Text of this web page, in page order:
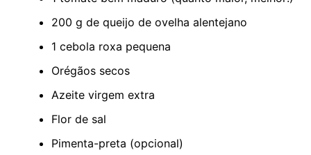
200 g de queijo de ovelha alentejano
1 cebola roxa pequena
Orégãos secos
Azeite virgem extra
Flor de sal
Pimenta-preta (opcional)